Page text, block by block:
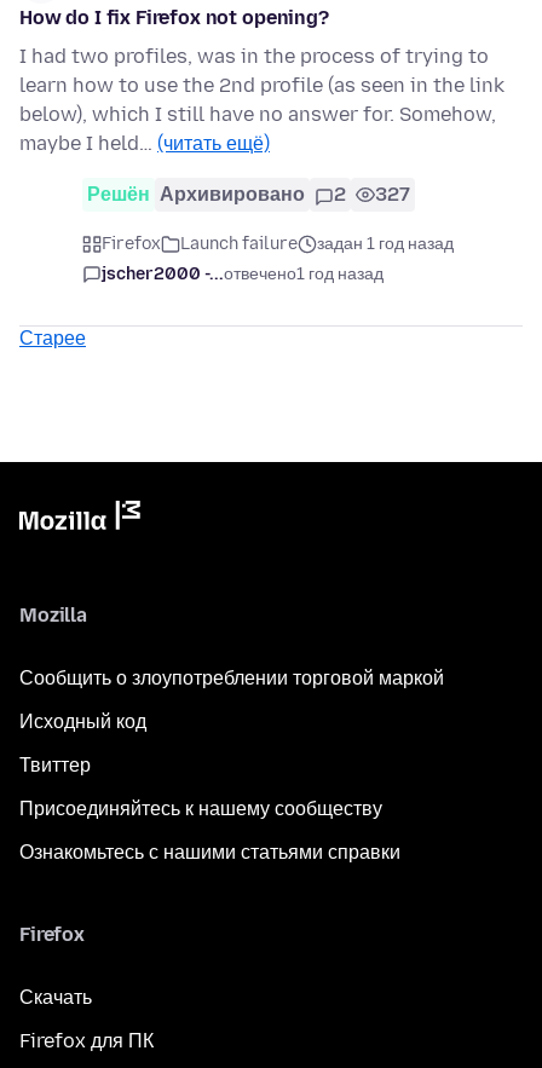
How do I fix Firefox not opening?
I had two profiles, was in the process of trying to
learn how to use the 2nd profile (as seen in the link
below), which I still have no answer for. Somehow,
maybe I held… (читать ещё)
Решён Архивировано 2 327
Firefox Launch failure
задан 1 год назад
jscher2000 -...отвечено1 год назад
Старее
Mozilla
Сообщить о злоупотреблении торговой маркой
Исходный код
Твиттер
Присоединяйтесь к нашему сообществу
Ознакомьтесь с нашими статьями справки
Firefox
Скачать
Firefox для ПК